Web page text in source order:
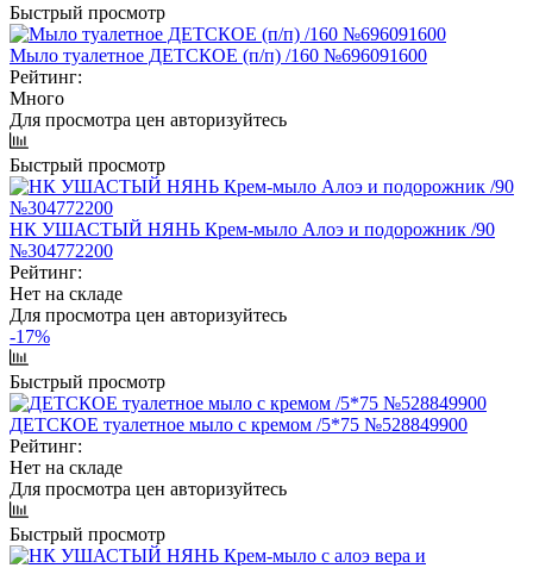
Быстрый просмотр
Мыло туалетное ДЕТСКОЕ (п/п) /160 №696091600
Рейтинг:
Много
Для просмотра цен авторизуйтесь
Быстрый просмотр
НК УШАСТЫЙ НЯНЬ Крем-мыло Алоэ и подорожник /90
№304772200
Рейтинг:
Нет на складе
Для просмотра цен авторизуйтесь
-17%
Быстрый просмотр
ДЕТСКОЕ туалетное мыло с кремом /5*75 №528849900
Рейтинг:
Нет на складе
Для просмотра цен авторизуйтесь
Быстрый просмотр